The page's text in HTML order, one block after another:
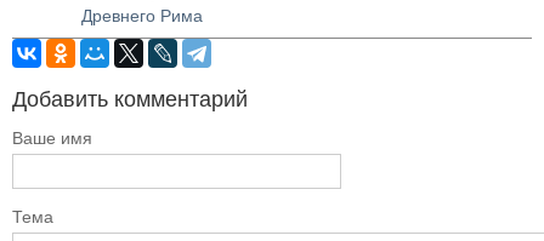
Древнего Рима
Добавить комментарий
Ваше имя
Тема